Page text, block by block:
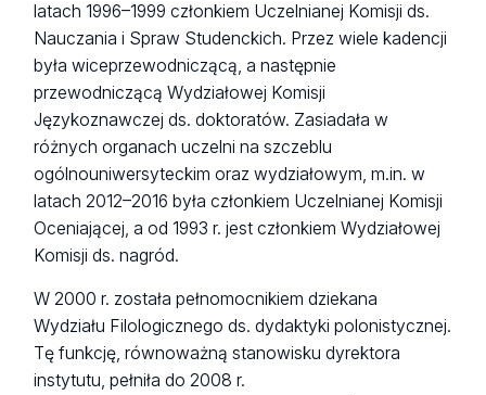
latach 1996–1999 członkiem Uczelnianej Komisji ds.
Nauczania i Spraw Studenckich. Przez wiele kadencji
była wiceprzewodniczącą, a następnie
przewodniczącą Wydziałowej Komisji
Językoznawczej ds. doktoratów. Zasiadała w
różnych organach uczelni na szczeblu
ogólnouniwersyteckim oraz wydziałowym, m.in. w
latach 2012–2016 była członkiem Uczelnianej Komisji
Oceniającej, a od 1993 r. jest członkiem Wydziałowej
Komisji ds. nagród.
W 2000 r. została pełnomocnikiem dziekana
Wydziału Filologicznego ds. dydaktyki polonistycznej.
Tę funkcję, równoważną stanowisku dyrektora
instytutu, pełniła do 2008 r.